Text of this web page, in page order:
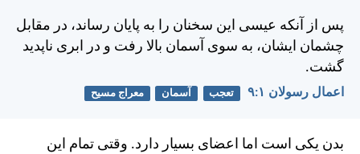
پس از آنكه عيسی اين سخنان را به پايان رساند، در مقابل
چشمان ايشان، به سوی آسمان بالا رفت و در ابری ناپديد
گشت.
اعمال رسولان ۱:‏۹ تعجب آسمان معراج مسیح
بدن يكی است اما اعضای بسيار دارد. وقتی تمام اين